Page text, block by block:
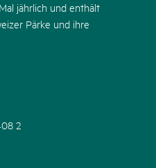
jährlich und enthält
Pärke und ihre
2